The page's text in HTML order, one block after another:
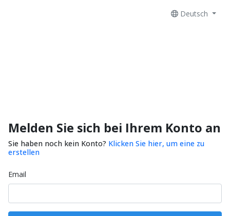
Deutsch
Melden Sie sich bei Ihrem Konto an
Sie haben noch kein Konto? Klicken Sie hier, um eine zu
erstellen
Email